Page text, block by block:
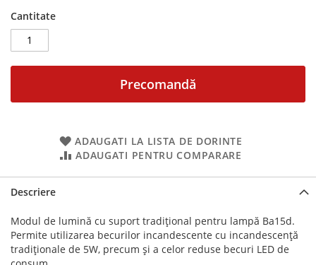
Cantitate
Precomandă
ADAUGATI LA LISTA DE DORINTE
ADAUGATI PENTRU COMPARARE
Descriere
Modul de lumină cu suport tradițional pentru lampă Ba15d.
Permite utilizarea becurilor incandescente cu incandescență
tradiționale de 5W, precum și a celor reduse becuri LED de